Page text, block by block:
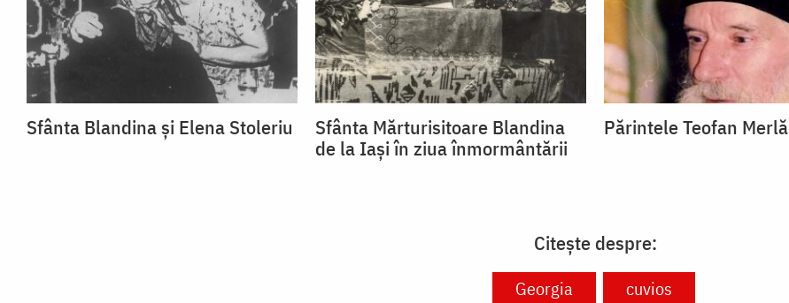
Sfânta Blandina și Elena Stoleriu
Sfânta Mărturisitoare Blandina
de la Iași în ziua înmormântării
Părintele Teofan Merlă
Citește despre:
Georgia cuvios